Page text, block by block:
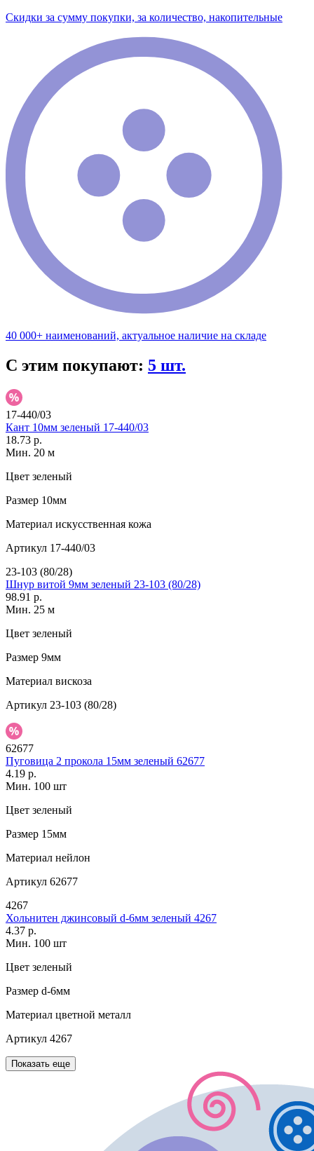
Скидки за сумму покупки, за количество, накопительные
40 000+ наименований, актуальное наличие на складе
С этим покупают: 5 шт.
17-440/03
Кант 10мм зеленый 17-440/03
18.73 р.
Мин. 20 м
Цвет зеленый
Размер 10мм
Материал искусственная кожа
Артикул 17-440/03
23-103 (80/28)
Шнур витой 9мм зеленый 23-103 (80/28)
98.91 р.
Мин. 25 м
Цвет зеленый
Размер 9мм
Материал вискоза
Артикул 23-103 (80/28)
62677
Пуговица 2 прокола 15мм зеленый 62677
4.19 р.
Мин. 100 шт
Цвет зеленый
Размер 15мм
Материал нейлон
Артикул 62677
4267
Хольнитен джинсовый d-6мм зеленый 4267
4.37 р.
Мин. 100 шт
Цвет зеленый
Размер d-6мм
Материал цветной металл
Артикул 4267
Показать еще